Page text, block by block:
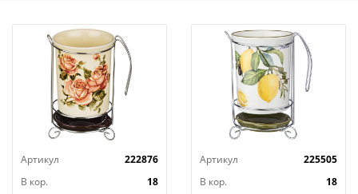
Размер 16х13х9 см.
Артикул
222876
В кор.
18
Артикул
225505
В кор.
18